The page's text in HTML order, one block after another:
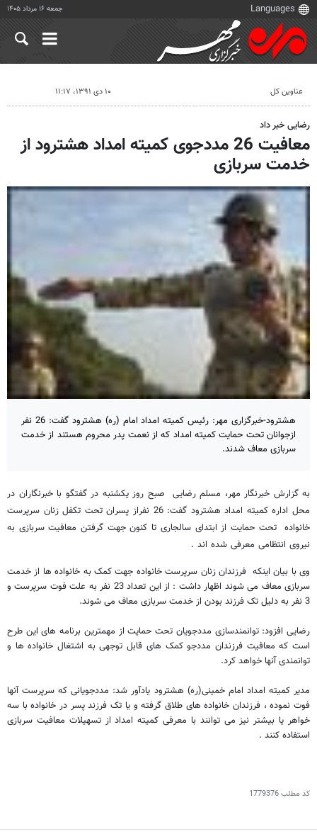
جمعه ۱۶ مرداد ۱۴۰۵
عناوین کل ۱۰ دی ۱۳۹۱، ۱۱:۱۷
رضایی خبر داد
معافیت 26 مددجوی کمیته امداد هشترود از
خدمت سربازی
هشترود-خبرگزاری مهر: رئیس کمیته امداد امام (ره) هشترود گفت: 26 نفر
ازجوانان تحت حمایت کمیته امداد که از نعمت پدر محروم هستند از خدمت
سربازی معاف شدند.
به گزارش خبرنگار مهر، مسلم رضایی صبح روز یکشنبه در گفتگو با خبرنگاران در
محل اداره کمیته امداد هشترود گفت: 26 نفراز پسران تحت تکفل زنان سرپرست
خانواده تحت حمایت از ابتدای سالجاری تا کنون جهت گرفتن معافیت سربازی به
نیروی انتظامی معرفی شده اند .
وی با بیان اینکه فرزندان زنان سرپرست خانواده جهت کمک به خانواده ها از خدمت
سربازی معاف می شوند اظهار داشت : از این تعداد 23 نفر به علت فوت سرپرست و
3 نفر به دلیل تک فرزند بودن از خدمت سربازی معاف می شوند.
رضایی افزود: توانمندسازی مددجویان تحت حمایت از مهمترین برنامه های این طرح
است که معافیت فرزندان مددجو کمک های قابل توجهی به اشتغال خانواده ها و
توانمندی آنها خواهد کرد.
مدیر کمیته امداد امام خمینی(ره) هشترود یادآور شد: مددجویانی که سرپرست آنها
فوت نموده ، فرزندان خانواده های طلاق گرفته و یا تک فرزند پسر در خانواده با سه
خواهر یا بیشتر نیز می توانند با معرفی کمیته امداد از تسهیلات معافیت سربازی
استفاده کنند .
کد مطلب1779376